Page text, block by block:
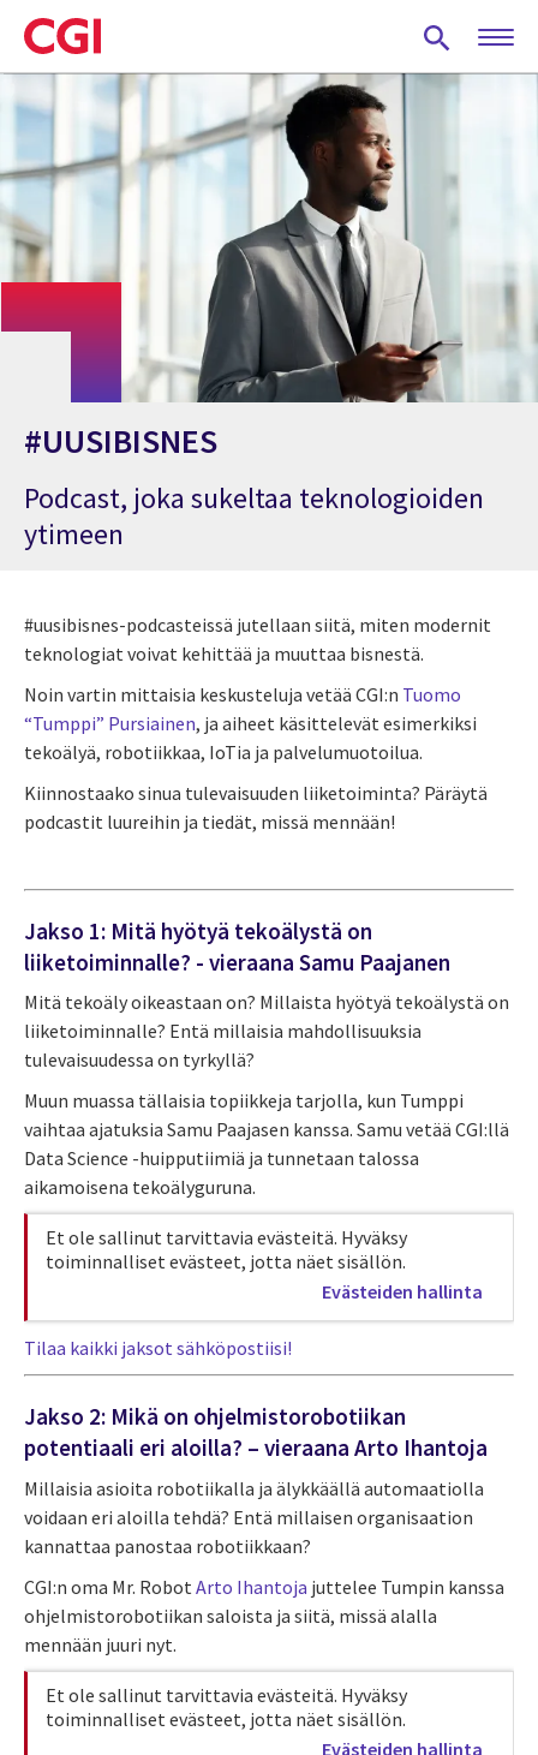
Skip
to
main
content
#UUSIBISNES
Podcast, joka sukeltaa teknologioiden
ytimeen
#uusibisnes-podcasteissä jutellaan siitä, miten modernit
teknologiat voivat kehittää ja muuttaa bisnestä.
Noin vartin mittaisia keskusteluja vetää CGI:n Tuomo
“Tumppi” Pursiainen, ja aiheet käsittelevät esimerkiksi
tekoälyä, robotiikkaa, IoTia ja palvelumuotoilua.
Kiinnostaako sinua tulevaisuuden liiketoiminta? Päräytä
podcastit luureihin ja tiedät, missä mennään!
Jakso 1: Mitä hyötyä tekoälystä on
liiketoiminnalle? - vieraana Samu Paajanen
Mitä tekoäly oikeastaan on? Millaista hyötyä tekoälystä on
liiketoiminnalle? Entä millaisia mahdollisuuksia
tulevaisuudessa on tyrkyllä?
Muun muassa tällaisia topiikkeja tarjolla, kun Tumppi
vaihtaa ajatuksia Samu Paajasen kanssa. Samu vetää CGI:llä
Data Science -huipputiimiä ja tunnetaan talossa
aikamoisena tekoälyguruna.
Et ole sallinut tarvittavia evästeitä. Hyväksy
toiminnalliset evästeet, jotta näet sisällön.
Evästeiden hallinta
Tilaa kaikki jaksot sähköpostiisi!
Jakso 2: Mikä on ohjelmistorobotiikan
potentiaali eri aloilla? – vieraana Arto Ihantoja
Millaisia asioita robotiikalla ja älykkäällä automaatiolla
voidaan eri aloilla tehdä? Entä millaisen organisaation
kannattaa panostaa robotiikkaan?
CGI:n oma Mr. Robot Arto Ihantoja juttelee Tumpin kanssa
ohjelmistorobotiikan saloista ja siitä, missä alalla
mennään juuri nyt.
Et ole sallinut tarvittavia evästeitä. Hyväksy
toiminnalliset evästeet, jotta näet sisällön.
Evästeiden hallinta